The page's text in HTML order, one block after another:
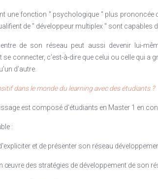
une fonction " psychologique " plus prononcée
de " développeur multiplex " sont capables
de son réseau peut aussi devenir lui-
connecter, c’est-à-dire que celui ou celle qui
d’autre.
dans le monde du learning avec des étudiants ?
est composé d’étudiants en Master 1 en
:
et de présenter son réseau
œuvre des stratégies de développement de son